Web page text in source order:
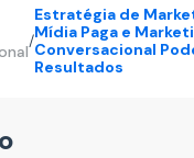
/
Estratégia de
Mídia Paga e
Conversacional
Resultados